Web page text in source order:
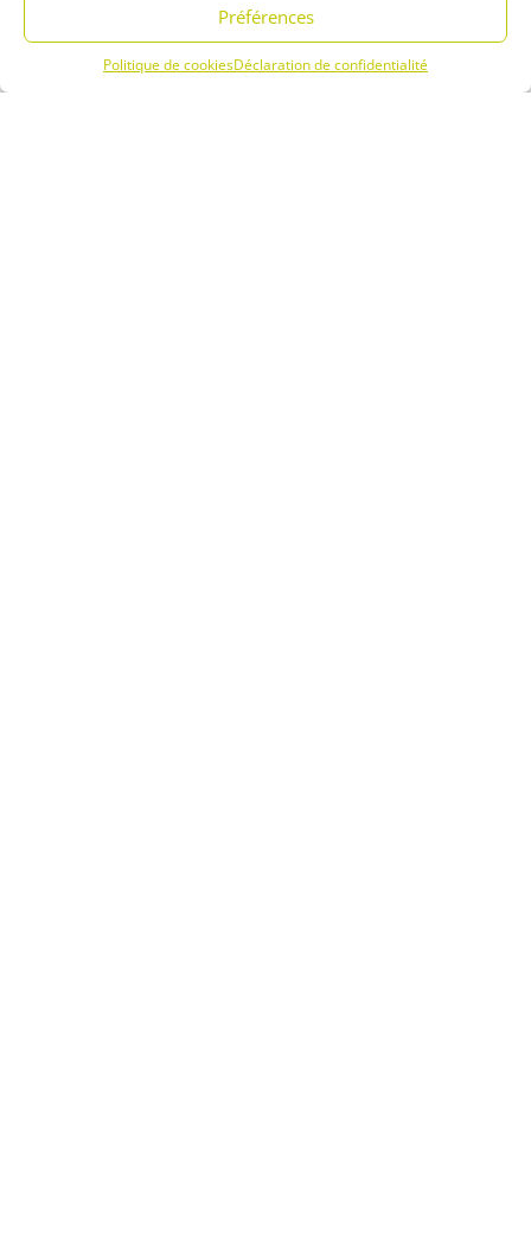
Préférences
Politique de cookiesDéclaration de confidentialité
Menu Réserver Infos
2 3 4